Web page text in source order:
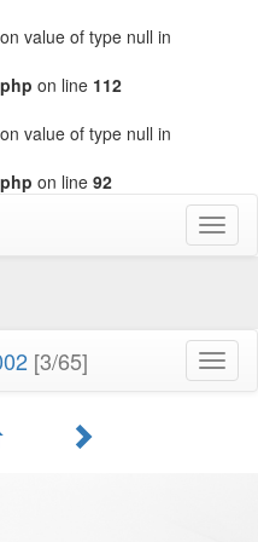
value of type null in
on line 112
value of type null in
on line 92
[3/65]